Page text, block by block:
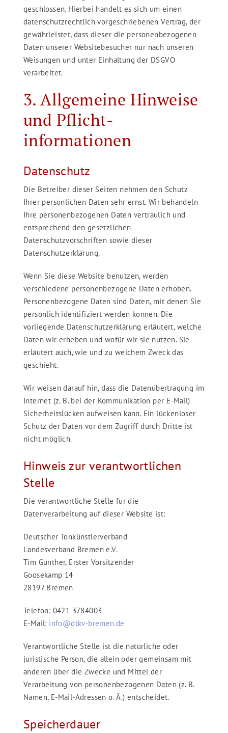
geschlossen. Hierbei handelt es sich um einen
datenschutzrechtlich vorgeschriebenen Vertrag, der
gewährleistet, dass dieser die personenbezogenen
Daten unserer Websitebesucher nur nach unseren
Weisungen und unter Einhaltung der DSGVO
verarbeitet.
3. Allgemeine Hinweise
und Pflicht­
informationen
Datenschutz
Die Betreiber dieser Seiten nehmen den Schutz
Ihrer persönlichen Daten sehr ernst. Wir behandeln
Ihre personenbezogenen Daten vertraulich und
entsprechend den gesetzlichen
Datenschutzvorschriften sowie dieser
Datenschutzerklärung.
Wenn Sie diese Website benutzen, werden
verschiedene personenbezogene Daten erhoben.
Personenbezogene Daten sind Daten, mit denen Sie
persönlich identifiziert werden können. Die
vorliegende Datenschutzerklärung erläutert, welche
Daten wir erheben und wofür wir sie nutzen. Sie
erläutert auch, wie und zu welchem Zweck das
geschieht.
Wir weisen darauf hin, dass die Datenübertragung im
Internet (z. B. bei der Kommunikation per E-Mail)
Sicherheitslücken aufweisen kann. Ein lückenloser
Schutz der Daten vor dem Zugriff durch Dritte ist
nicht möglich.
Hinweis zur verantwortlichen
Stelle
Die verantwortliche Stelle für die
Datenverarbeitung auf dieser Website ist:
Deutscher Tonkünstlerverband
Landesverband Bremen e.V.
Tim Günther, Erster Vorsitzender
Goosekamp 14
28197 Bremen
Telefon: 0421 3784003
E-Mail: info@dtkv-bremen.de
Verantwortliche Stelle ist die natürliche oder
juristische Person, die allein oder gemeinsam mit
anderen über die Zwecke und Mittel der
Verarbeitung von personenbezogenen Daten (z. B.
Namen, E-Mail-Adressen o. Ä.) entscheidet.
Speicherdauer